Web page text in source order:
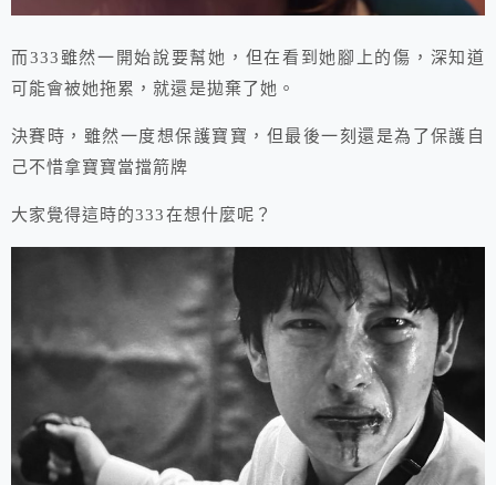
而333雖然一開始說要幫她，但在看到她腳上的傷，深知道
可能會被她拖累，就還是拋棄了她。
決賽時，雖然一度想保護寶寶，但最後一刻還是為了保護自
己不惜拿寶寶當擋箭牌
大家覺得這時的333在想什麼呢？